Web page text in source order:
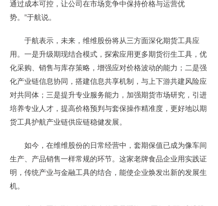
通过成本可控，让公司在市场竞争中保持价格与运营优
势。”于航说。
于航表示，未来，维维股份将从三方面深化期货工具应
用。一是升级期现结合模式，探索应用更多期货衍生工具，优
化采购、销售与库存策略，增强应对价格波动的能力；二是强
化产业链信息协同，搭建信息共享机制，与上下游共建风险应
对共同体；三是提升专业服务能力，加强期货市场研究，引进
培养专业人才，提高价格预判与套保操作精准度，更好地以期
货工具护航产业链供应链稳健发展。
如今，在维维股份的日常经营中，套期保值已成为像车间
生产、产品销售一样常规的环节。这家老牌食品企业用实践证
明，传统产业与金融工具的结合，能使企业焕发出新的发展生
机。